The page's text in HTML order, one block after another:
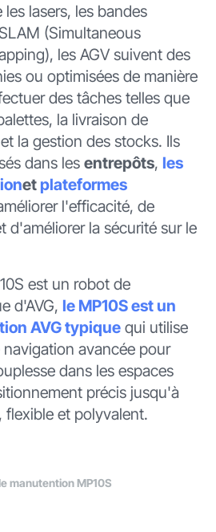
lasers, les bandes
(Simultaneous
les AGV suivent des
ou optimisées de manière
des tâches telles que
la livraison de
la gestion des stocks. Ils
dans les entrepôts, les
et plateformes
l'efficacité, de
d'améliorer la sécurité sur le
est un robot de
d'AVG, le MP10S est un
AVG typiquequi utilise
avancée pour
dans les espaces
précis jusqu'à
flexible et polyvalent.
manutention MP10S